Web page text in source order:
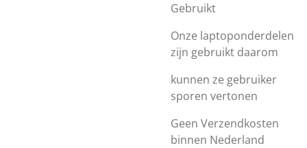
Gebruikt
Onze laptoponderdelen
zijn gebruikt daarom
kunnen ze gebruiker
sporen vertonen
Geen Verzendkosten
binnen Nederland